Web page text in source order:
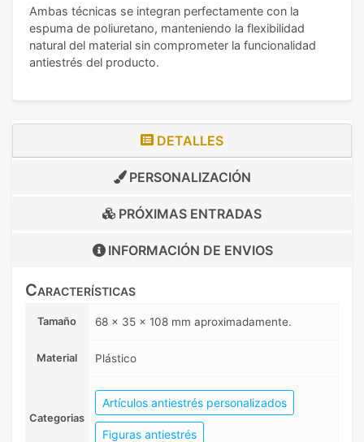
Ambas técnicas se integran perfectamente con la
espuma de poliuretano, manteniendo la flexibilidad
natural del material sin comprometer la funcionalidad
antiestrés del producto.
DETALLES
PERSONALIZACIÓN
PRÓXIMAS ENTRADAS
INFORMACIÓN DE ENVIOS
Características
Tamaño 68 x 35 x 108 mm aproximadamente.
Material Plástico
Categorias
Artículos antiestrés personalizados
Figuras antiestrés